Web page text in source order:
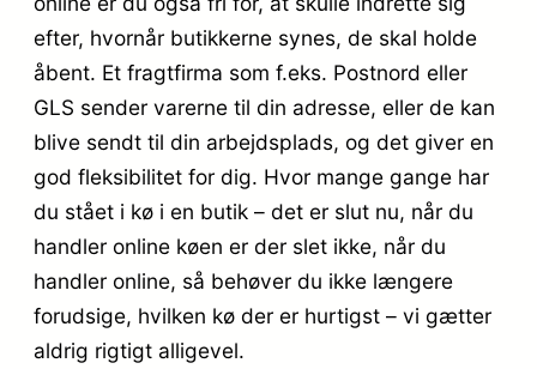
efter, hvornår butikkerne synes, de skal holde
åbent. Et fragtfirma som f.eks. Postnord eller
GLS sender varerne til din adresse, eller de kan
blive sendt til din arbejdsplads, og det giver en
god fleksibilitet for dig. Hvor mange gange har
du stået i kø i en butik – det er slut nu, når du
handler online køen er der slet ikke, når du
handler online, så behøver du ikke længere
forudsige, hvilken kø der er hurtigst – vi gætter
aldrig rigtigt alligevel.